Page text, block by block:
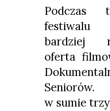
Podczas
festiwalu
bardziej
oferta
Seniorów.
w sumie